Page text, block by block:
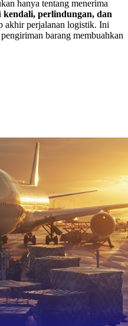
hanya tentang menerima
kendali, perlindungan, dan
akhir perjalanan logistik. Ini
barang membuahkan